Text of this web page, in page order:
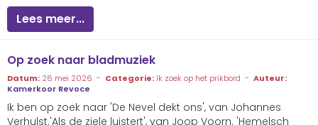
Lees meer...
Op zoek naar bladmuziek
Datum: 26 mei 2026 - Categorie: Ik zoek op het prikbord - Auteur:
Kamerkoor Revoce
Ik ben op zoek naar 'De Nevel dekt ons', van Johannes
Verhulst.'Als de ziele luistert', van Joop Voorn. 'Hemelsch